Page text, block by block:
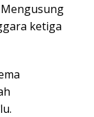
Mengusung
ketiga